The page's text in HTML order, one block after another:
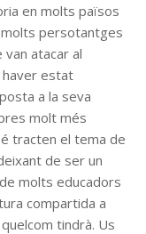
en molts països
persotantges
van atacar al
haver estat
a la seva
molt més
tracten el tema de
de ser un
molts educadors
compartida a
tindrà. Us